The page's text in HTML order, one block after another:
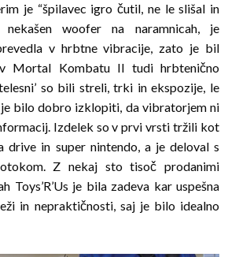
je “špilavec igro čutil, ne le slišal in
nekašen woofer na naramnicah, je
v hrbtne vibracije, zato je bil
v Mortal Kombatu II tudi hrbtenično
so bili streli, trki in ekspozije, le
bilo dobro izklopiti, da vibratorjem ni
Izdelek so v prvi vrsti tržili kot
drive in super nintendo, a je deloval s
Z nekaj sto tisoč prodanimi
Toys’R’Us je bila zadeva kar uspešna
in nepraktičnosti, saj je bilo idealno